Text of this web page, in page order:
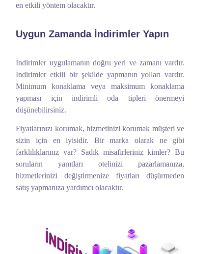
en etkili yöntem olacaktır.
Uygun Zamanda İndirimler Yapın
İndirimler uygulamanın doğru yeri ve zamanı vardır.
İndirimler etkili bir şekilde yapmanın yolları vardır.
Minimum konaklama veya maksimum konaklama
yapması için indirimli oda tipleri önermeyi
düşünebilirsiniz.
Fiyatlarınızı korumak, hizmetinizi korumak müşteri ve
sizin için en iyisidir. Bir marka olarak ne gibi
farklılıklarınız var? Sadık misafirleriniz kimler? Bu
soruların yanıtları otelinizi pazarlamanıza,
hizmetlerinizi değiştirmenize fiyatları düşürmeden
satış yapmanıza yardımcı olacaktır.